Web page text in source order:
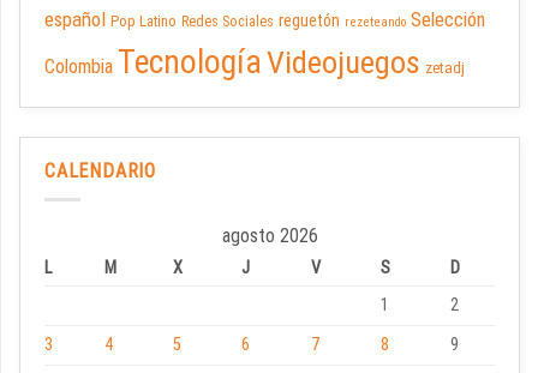
español Pop Latino Redes Sociales reguetón rezeteando Selección
Colombia TecnologíaVideojuegos zetadj
CALENDARIO
agosto 2026
L M X J V S
D
1
2
3
4 5 6 7 8
9